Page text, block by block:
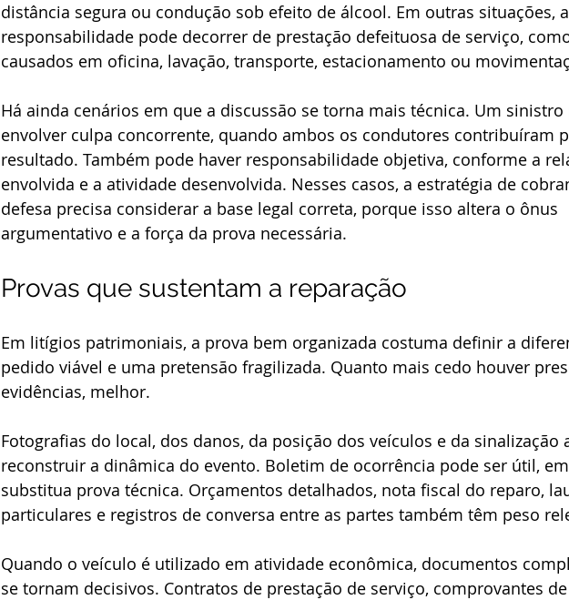
distância segura ou condução sob efeito de álcool. Em outras situações, a
responsabilidade pode decorrer de prestação defeituosa de serviço,
causados em oficina, lavação, transporte, estacionamento ou
Há ainda cenários em que a discussão se torna mais técnica. Um sinistro
envolver culpa concorrente, quando ambos os condutores contribuíram
resultado. Também pode haver responsabilidade objetiva, conforme a
envolvida e a atividade desenvolvida. Nesses casos, a estratégia de
defesa precisa considerar a base legal correta, porque isso altera o ônus
argumentativo e a força da prova necessária.
Provas que sustentam a reparação
Em litígios patrimoniais, a prova bem organizada costuma definir a
pedido viável e uma pretensão fragilizada. Quanto mais cedo houver
evidências, melhor.
Fotografias do local, dos danos, da posição dos veículos e da sinalização
reconstruir a dinâmica do evento. Boletim de ocorrência pode ser útil,
substitua prova técnica. Orçamentos detalhados, nota fiscal do reparo,
particulares e registros de conversa entre as partes também têm peso
Quando o veículo é utilizado em atividade econômica, documentos
se tornam decisivos. Contratos de prestação de serviço, comprovantes